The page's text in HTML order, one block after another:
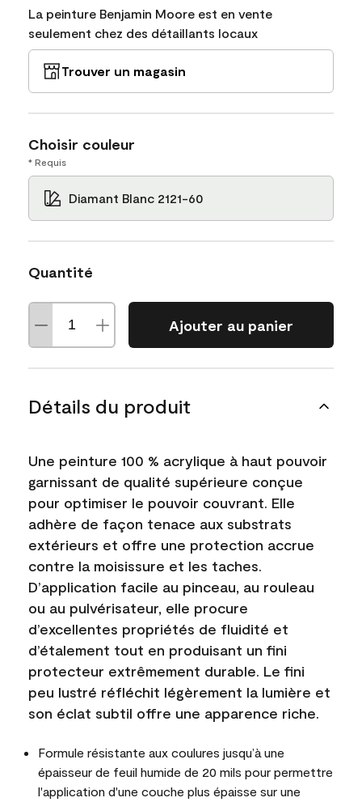
La peinture Benjamin Moore est en vente
seulement chez des détaillants locaux
Trouver un magasin
Choisir couleur
* Requis
Diamant Blanc 2121-60
Quantité
Ajouter au panier
Détails du produit
Une peinture 100 % acrylique à haut pouvoir
garnissant de qualité supérieure conçue
pour optimiser le pouvoir couvrant. Elle
adhère de façon tenace aux substrats
extérieurs et offre une protection accrue
contre la moisissure et les taches.
D’application facile au pinceau, au rouleau
ou au pulvérisateur, elle procure
d’excellentes propriétés de fluidité et
d’étalement tout en produisant un fini
protecteur extrêmement durable. Le fini
peu lustré réfléchit légèrement la lumière et
son éclat subtil offre une apparence riche.
Formule résistante aux coulures jusqu’à une
épaisseur de feuil humide de 20 mils pour permettre
l'application d'une couche plus épaisse sur une